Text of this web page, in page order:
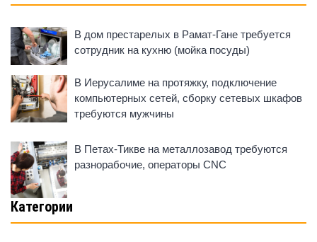
В дом престарелых в Рамат-Гане требуется
сотрудник на кухню (мойка посуды)
В Иерусалиме на протяжку, подключение
компьютерных сетей, сборку сетевых шкафов
требуются мужчины
В Петах-Тикве на металлозавод требуются
разнорабочие, операторы CNC
Категории